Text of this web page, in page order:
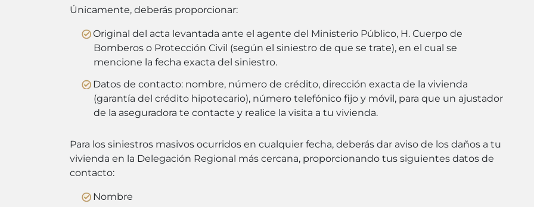
Únicamente, deberás proporcionar:
Original del acta levantada ante el agente del Ministerio Público, H. Cuerpo de
Bomberos o Protección Civil (según el siniestro de que se trate), en el cual se
mencione la fecha exacta del siniestro.
Datos de contacto: nombre, número de crédito, dirección exacta de la vivienda
(garantía del crédito hipotecario), número telefónico fijo y móvil, para que un ajustador
de la aseguradora te contacte y realice la visita a tu vivienda.
Para los siniestros masivos ocurridos en cualquier fecha, deberás dar aviso de los daños a tu
vivienda en la Delegación Regional más cercana, proporcionando tus siguientes datos de
contacto:
Nombre